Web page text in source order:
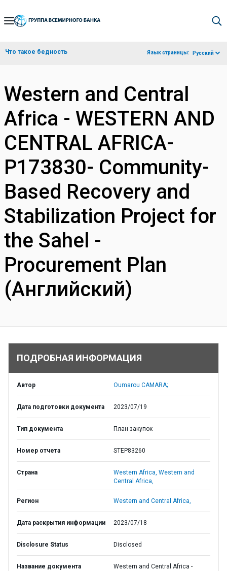
Skip
Navigation
Что такое бедность Язык страницы: Русский
Western and Central
Africa - WESTERN AND
CENTRAL AFRICA-
P173830- Community-
Based Recovery and
Stabilization Project for
the Sahel -
Procurement Plan
(Английский)
ПОДРОБНАЯ ИНФОРМАЦИЯ
Автор Oumarou CAMARA;
Дата подготовки документа 2023/07/19
Тип документа План закупок
Номер отчета STEP83260
Страна Western Africa, Western and
Central Africa,
Регион Western and Central Africa,
Дата раскрытия информации 2023/07/18
Disclosure Status Disclosed
Название документа
Western and Central Africa -